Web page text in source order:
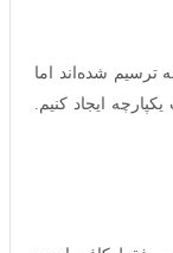
ترسیم شده‌اند اما
ایجاد کنیم.